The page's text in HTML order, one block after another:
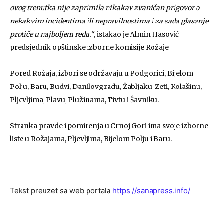
ovog trenutka nije zaprimila nikakav zvaničan prigovor o
nekakvim incidentima ili nepravilnostima i za sada glasanje
protiče u najboljem redu.“, istakao je Almin Hasović
predsjednik opštinske izborne komisije Rožaje
Pored Rožaja, izbori se održavaju u Podgorici, Bijelom
Polju, Baru, Budvi, Danilovgradu, Žabljaku, Zeti, Kolašinu,
Pljevljima, Plavu, Plužinama, Tivtu i Šavniku.
Stranka pravde i pomirenja u Crnoj Gori ima svoje izborne
liste u Rožajama, Pljevljima, Bijelom Polju i Baru.
Tekst preuzet sa web portala https://sanapress.info/